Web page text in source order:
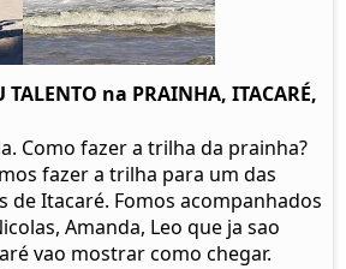
TALENTO na PRAINHA, ITACARÉ,
Como fazer a trilha da prainha?
fazer a trilha para um das
de Itacaré. Fomos acompanhados
Amanda, Leo que ja sao
vao mostrar como chegar.